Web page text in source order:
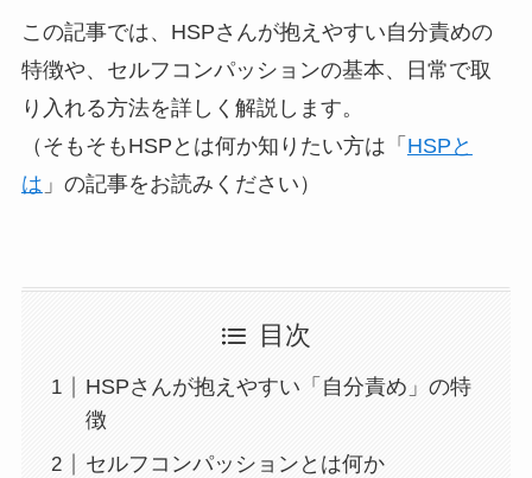
この記事では、HSPさんが抱えやすい自分責めの
特徴や、セルフコンパッションの基本、日常で取
り入れる方法を詳しく解説します。
（そもそもHSPとは何か知りたい方は「 HSPと
は 」の記事をお読みください）
目次
HSPさんが抱えやすい「自分責め」の特
徴
セルフコンパッションとは何か